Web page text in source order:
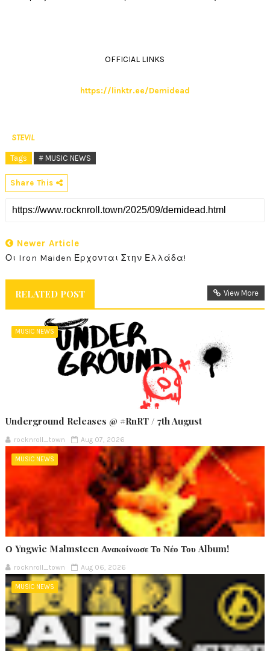
OFFICIAL LINKS
https://linktr.ee/Demidead
STEVIL
Tags # MUSIC NEWS
Share This
Newer Article
Οι Iron Maiden Έρχονται Στην Ελλάδα!
RELATED POST View More
MUSIC NEWS
Underground Releases @ #RnRT / 7th August
rocknroll_town Aug 07, 2026
MUSIC NEWS
Ο Yngwie Malmsteen Ανακοίνωσε Το Νέο Του Album!
rocknroll_town Aug 06, 2026
MUSIC NEWS